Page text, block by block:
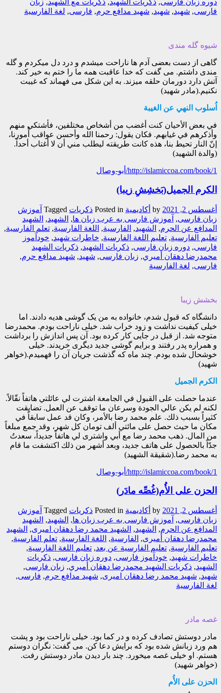
دوره زبان فارسی, ذكريات الشهيد, ذكريات مع الشهيد, زبان
فارسی, شهيد, شهید, شهید مدافع حرم, فارسی, لغة الفارسیة
شیوه گله مندی
گاهی از دست بعضی آدم ها ناراحت میشدم و درد دل میکردم و گله
مندی داشتم. می گفت که خدا عاقبت همه ما را ختم به خیر کند.
آتش دارد دورمان حلقه میزند. به این شکل می فهماند که غیبت
نکنیم.(مادر شهید)
اُسلوب النهي عن الغيبة
في بعض الأحيان كنت أغضب من أشخاص مختلفين، فأشتكي منهم
وأذكرهم في غيابهم. فكان يقول: رحمنا الله وأحسن عواقب أُمورنا،
إنّ النار تحيط بنا، هذه كانت طريقته ليطلب مني أن لا أغتاب أحداً.
(والدة الشهيد)
http://islamiccoa.com/book/1/أبو-وصال
الكرم الجميل(بَخشِشِ زیبا)
أغسطس 2, 2021 أکادیمیة Posted in ذکریات Tagged آموزش
زبان فارسی, آموزش فارسی به عرب زبان ها, الشهيد, الشهيد
المدافع عن الحرم, الشهید, الفارسیة, اللغة الفارسیة, تعلم الفارسیة,
تعلیم الفارسیة, تعلیم اللغة الفارسیة, خاطرات شهید, خودآموز
فارسی, دوره زبان فارسی, ذکريات الشهيد, ذکريات الشهيد
محمدرضا دهقان أميري, زبان فارسی, شهید, شهید مدافع حرم,
فارسی, لغة الفارسیة
بخشش زیبا
دانشگاه که قبول شدم، خانواده به من یک گوشی هدیه دادند. اما
خیلی کیفیت نداشت و زود خراب شد. خیلی ناراحت بودم. محمدرضا
متوجه شد. از قبل در جایی کار کرده بود. آن پس اندازش را برداشت
و همراره پدر رفتند و برایم گوشی جدید دیگری خریدند. خیلی
خوشحال شده بودم. چند ماه که گذشت جریان آن را فهمیدم.(خواهر
شهید)
الكرم الجميل
عندما حصلت على القبول في الجامعة اشترت لي عائلتي هاتفاً نقّالاً.
لكنه لم يكن عالي الجودة وسرعان ما توقف عن العمل. تضايقت
كثيراً بسبب ذلك. علم محمد رضا بالأمر، وكان قد عمل سابقاً في
مكان ما حيث حصل على مائتي ألف تومان كل شهر، وقد جمع مبلغاً
من المال. ذهب محمد رضا مع أبي واشترى لي هاتفاً جديداً، سعدتُ
جدّاً بالحصول على هاتف جديد، وبعد أشهر من ذلك اكتشفت ما قام
به محمد رضا.(شقيقة الشهيد)
http://islamiccoa.com/book/1/أبو-وصال
الحزن على الأُم(غُصِّه مادَر)
أغسطس 2, 2021 أکادیمیة Posted in ذکریات Tagged آموزش
زبان فارسی, آموزش فارسی به عرب زبان ها, الشهيد, الشهيد
المدافع عن الحرم, الشهید, الشهید محمد رضا دهقان امیری, الشهید
محمدرضا دهقان أمیری, الفارسیة, اللغة الفارسیة, تعلم الفارسیة,
تعلیم الفارسیة, تعلیم الفارسیة عن بعد, تعلیم اللغة الفارسیة,
خاطرات شهید, خودآموز فارسی, دوره زبان فارسی, ذکريات
الشهيد, ذکريات الشهيد محمدرضا دهقان أميري, زبان فارسی,
شهید, شهید محمد رضا دهقان امیری, شهید مدافع حرم, فارسی,
لغة الفارسیة
غصه مادر
مادر دوستش تصادف کرده و در کما بود. خیلی ناراحت بود و پشت
هم ورد زبانش شده بود که برایش دعا کن. می گفت: نگران دوستم
هستم. او خیلی غصه میخورد. چند بار دیدن مادر دوستش رفت.
(خواهر شهید)
الحزن على الأُم